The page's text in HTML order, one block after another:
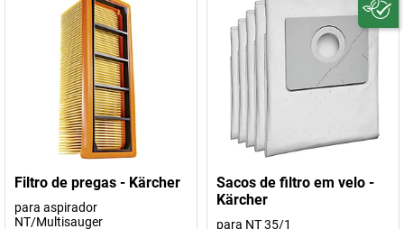
Filtro de pregas - Kärcher
para aspirador
NT/Multisauger
Sacos de filtro em velo -
Kärcher
para NT 35/1